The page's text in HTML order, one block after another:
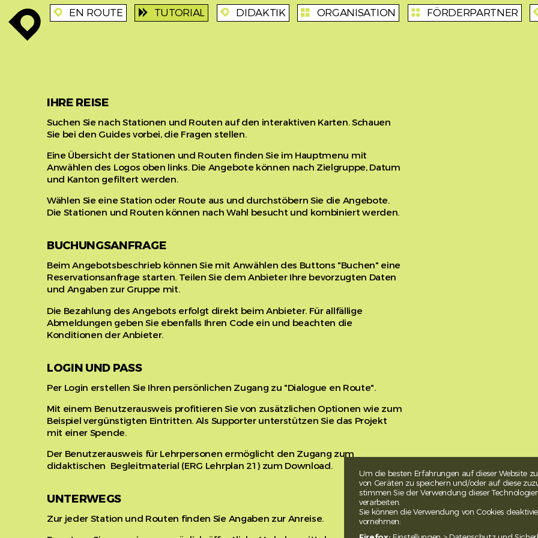
enroute project_enroute EN ROUTE tutorial TUTORIAL enroute DIDAKTIK organisation ORGANISATION partner FÖRDERPARTNER
IHRE REISE
Suchen Sie nach Stationen und Routen auf den interaktiven Karten. Schauen
Sie bei den Guides vorbei, die Fragen stellen.
Eine Übersicht der Stationen und Routen finden Sie im Hauptmenu mit
Anwählen des Logos oben links. Die Angebote können nach Zielgruppe, Datum
und Kanton gefiltert werden.
Wählen Sie eine Station oder Route aus und durchstöbern Sie die Angebote.
Die Stationen und Routen können nach Wahl besucht und kombiniert werden.
BUCHUNGSANFRAGE
Beim Angebotsbeschrieb können Sie mit Anwählen des Buttons "Buchen" eine
Reservationsanfrage starten. Teilen Sie dem Anbieter Ihre bevorzugten Daten
und Angaben zur Gruppe mit.
Die Bezahlung des Angebots erfolgt direkt beim Anbieter. Für allfällige
Abmeldungen geben Sie ebenfalls Ihren Code ein und beachten die
Konditionen der Anbieter.
LOGIN UND PASS
Per Login erstellen Sie Ihren persönlichen Zugang zu "Dialogue en Route".
Mit einem Benutzerausweis profitieren Sie von zusätzlichen Optionen wie zum
Beispiel vergünstigten Eintritten. Als Supporter unterstützen Sie das Projekt
mit einer Spende.
Der Benutzerausweis für Lehrpersonen ermöglicht den Zugang zum
didaktischen Begleitmaterial (ERG Lehrplan 21) zum Download.
UNTERWEGS
Zur jeder Station und Routen finden Sie Angaben zur Anreise.
Um die besten Erfahrungen auf dieser Website
von Geräten zu speichern und/oder auf diese
stimmen Sie der Verwendung dieser
verarbeiten.
Sie können die Verwendung von Cookies
vornehmen: